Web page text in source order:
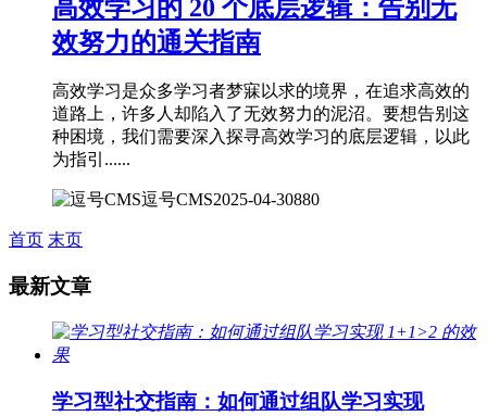
高效学习的 20 个底层逻辑：告别无
效努力的通关指南
高效学习是众多学习者梦寐以求的境界，在追求高效的
道路上，许多人却陷入了无效努力的泥沼。要想告别这
种困境，我们需要深入探寻高效学习的底层逻辑，以此
为指引......
逗号CMS2025-04-30880
首页 末页
最新文章
学习型社交指南：如何通过组队学习实现